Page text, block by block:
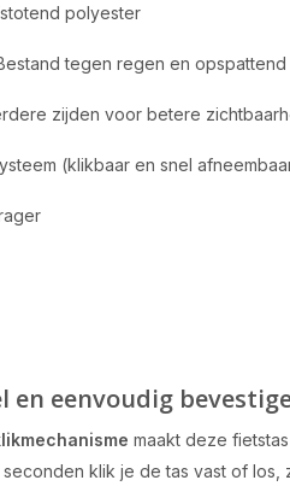
polyester
tegen regen en
zijden voor betere
(klikbaar en snel
en eenvoudig
maakt deze
klik je de tas vast of